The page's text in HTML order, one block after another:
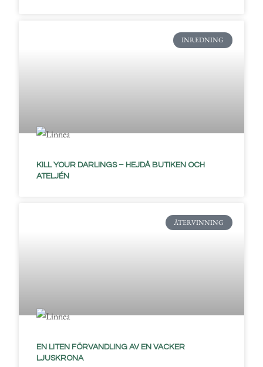
INREDNING
KILL YOUR DARLINGS – HEJDÅ BUTIKEN OCH
ATELJÉN
ÅTERVINNING
EN LITEN FÖRVANDLING AV EN VACKER
LJUSKRONA